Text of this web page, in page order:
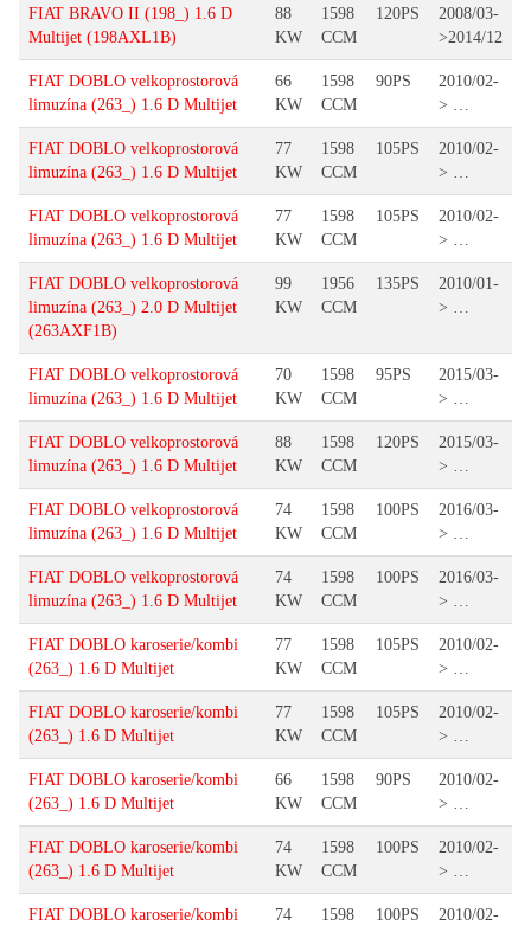
FIAT BRAVO II (198_) 1.6 D
Multijet (198AXL1B)
88
KW
1598
CCM
120PS
2008/03-
>2014/12
FIAT DOBLO velkoprostorová
limuzína (263_) 1.6 D Multijet
66
KW
1598
CCM
90PS
2010/02-
> …
FIAT DOBLO velkoprostorová
limuzína (263_) 1.6 D Multijet
77
KW
1598
CCM
105PS
2010/02-
> …
FIAT DOBLO velkoprostorová
limuzína (263_) 1.6 D Multijet
77
KW
1598
CCM
105PS
2010/02-
> …
FIAT DOBLO velkoprostorová
limuzína (263_) 2.0 D Multijet
(263AXF1B)
99
KW
1956
CCM
135PS
2010/01-
> …
FIAT DOBLO velkoprostorová
limuzína (263_) 1.6 D Multijet
70
KW
1598
CCM
95PS
2015/03-
> …
FIAT DOBLO velkoprostorová
limuzína (263_) 1.6 D Multijet
88
KW
1598
CCM
120PS
2015/03-
> …
FIAT DOBLO velkoprostorová
limuzína (263_) 1.6 D Multijet
74
KW
1598
CCM
100PS
2016/03-
> …
FIAT DOBLO velkoprostorová
limuzína (263_) 1.6 D Multijet
74
KW
1598
CCM
100PS
2016/03-
> …
FIAT DOBLO karoserie/kombi
(263_) 1.6 D Multijet
77
KW
1598
CCM
105PS
2010/02-
> …
FIAT DOBLO karoserie/kombi
(263_) 1.6 D Multijet
77
KW
1598
CCM
105PS
2010/02-
> …
FIAT DOBLO karoserie/kombi
(263_) 1.6 D Multijet
66
KW
1598
CCM
90PS
2010/02-
> …
FIAT DOBLO karoserie/kombi
(263_) 1.6 D Multijet
74
KW
1598
CCM
100PS
2010/02-
> …
FIAT DOBLO karoserie/kombi
74
1598
100PS
2010/02-